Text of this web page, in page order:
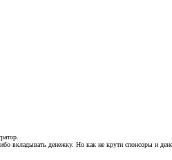
вкладывать денежку. Но как не крути спонсоры и